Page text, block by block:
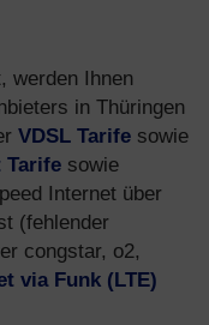
werden Ihnen
in Thüringen
VDSL Tarife sowie
Tarife sowie
Internet über
(fehlender
congstar, o2,
via Funk (LTE)